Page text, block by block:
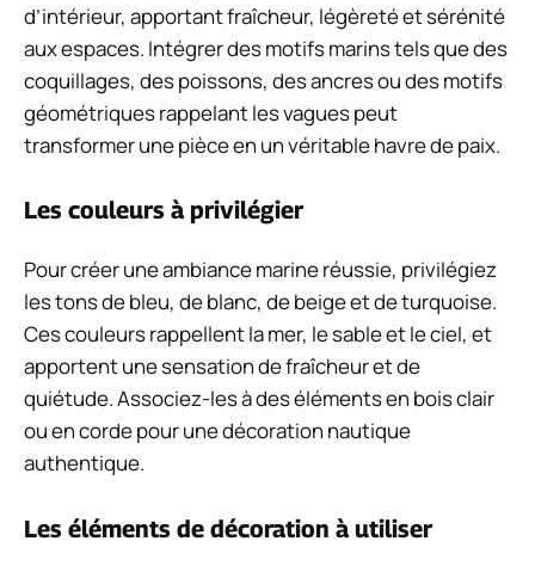
d’intérieur, apportant fraîcheur, légèreté et sérénité
aux espaces. Intégrer des motifs marins tels que des
coquillages, des poissons, des ancres ou des motifs
géométriques rappelant les vagues peut
transformer une pièce en un véritable havre de paix.
Les couleurs à privilégier
Pour créer une ambiance marine réussie, privilégiez
les tons de bleu, de blanc, de beige et de turquoise.
Ces couleurs rappellent la mer, le sable et le ciel, et
apportent une sensation de fraîcheur et de
quiétude. Associez-les à des éléments en bois clair
ou en corde pour une décoration nautique
authentique.
Les éléments de décoration à utiliser